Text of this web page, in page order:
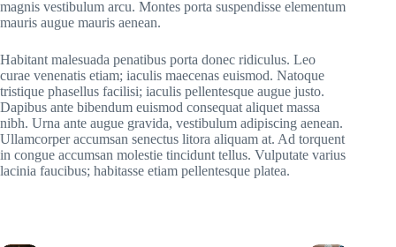
magnis vestibulum arcu. Montes porta suspendisse elementum
mauris augue mauris aenean.
Habitant malesuada penatibus porta donec ridiculus. Leo
curae venenatis etiam; iaculis maecenas euismod. Natoque
tristique phasellus facilisi; iaculis pellentesque augue justo.
Dapibus ante bibendum euismod consequat aliquet massa
nibh. Urna ante augue gravida, vestibulum adipiscing aenean.
Ullamcorper accumsan senectus litora aliquam at. Ad torquent
in congue accumsan molestie tincidunt tellus. Vulputate varius
lacinia faucibus; habitasse etiam pellentesque platea.